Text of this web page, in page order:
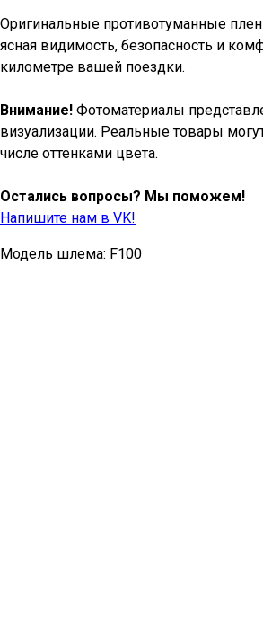
Оригинальные противотуманные
ясная видимость, безопасность и
километре вашей поездки.
Внимание! Фотоматериалы
визуализации. Реальные товары
числе оттенками цвета.
Остались вопросы? Мы поможем!
Напишите нам в VK!
Модель шлема: F100